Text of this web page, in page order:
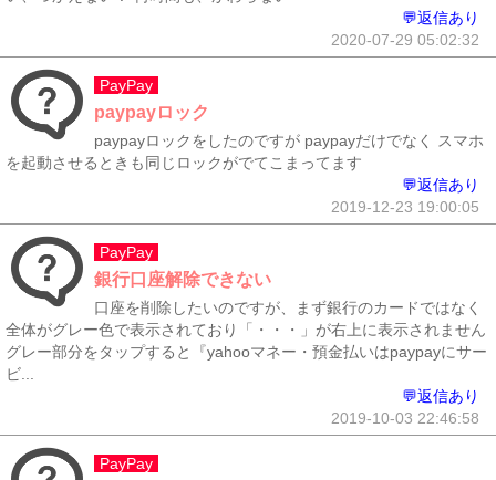
💬返信あり
2020-07-29 05:02:32
PayPay
paypayロック
paypayロックをしたのですが paypayだけでなく スマホ
を起動させるときも同じロックがでてこまってます
💬返信あり
2019-12-23 19:00:05
PayPay
銀行口座解除できない
口座を削除したいのですが、まず銀行のカードではなく
全体がグレー色で表示されており「・・・」が右上に表示されません
グレー部分をタップすると『yahooマネー・預金払いはpaypayにサー
ビ...
💬返信あり
2019-10-03 22:46:58
PayPay